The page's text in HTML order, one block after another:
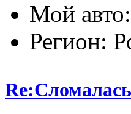
Мой
Регион: